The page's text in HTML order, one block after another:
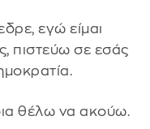
εγώ είμαι
πιστεύω σε εσάς
θέλω να ακούω.